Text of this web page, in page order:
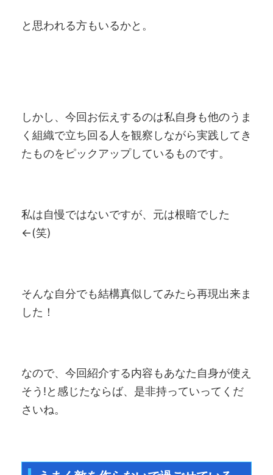
と思われる方もいるかと。
しかし、今回お伝えするのは私自身も他のうま
く組織で立ち回る人を観察しながら実践してき
たものをピックアップしているものです。
私は自慢ではないですが、元は根暗でした
←(笑)
そんな自分でも結構真似してみたら再現出来ま
した！
なので、今回紹介する内容もあなた自身が使え
そう!と感じたならば、是非持っていってくだ
さいね。